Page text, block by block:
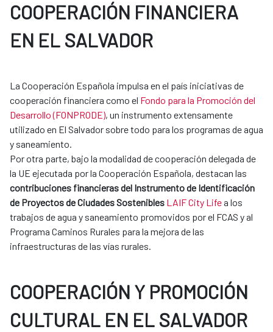
COOPERACIÓN FINANCIERA
EN EL SALVADOR
La Cooperación Española impulsa en el país iniciativas de
cooperación financiera como el Fondo para la Promoción del
Desarrollo (FONPRODE), un instrumento extensamente
utilizado en El Salvador sobre todo para los programas de agua
y saneamiento.
Por otra parte, bajo la modalidad de cooperación delegada de
la UE ejecutada por la Cooperación Española, destacan las
contribuciones financieras del Instrumento de Identificación
de Proyectos de Ciudades Sostenibles LAIF City Lifea los
trabajos de agua y saneamiento promovidos por el FCAS y al
Programa Caminos Rurales para la mejora de las
infraestructuras de las vías rurales.
COOPERACIÓN Y PROMOCIÓN
CULTURAL EN EL SALVADOR